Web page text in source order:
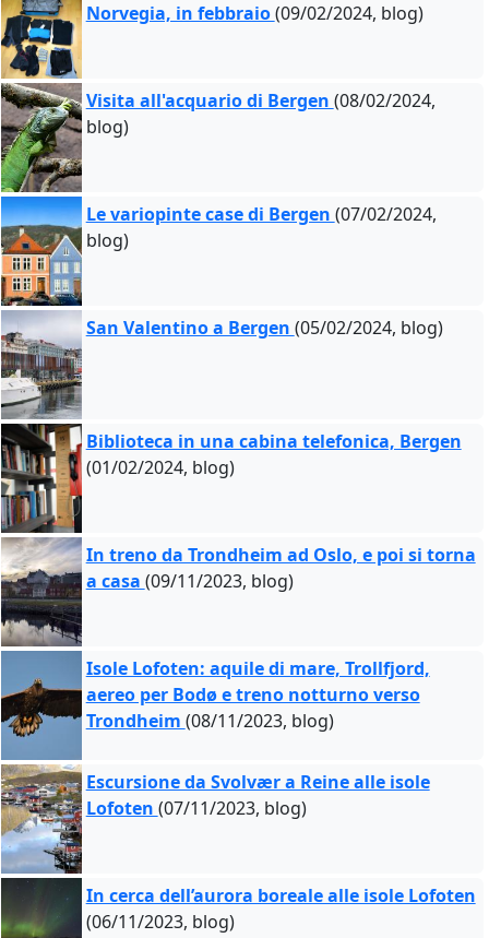
Norvegia, in febbraio(09/02/2024, blog)
Visita all'acquario di Bergen (08/02/2024,
blog)
Le variopinte case di Bergen (07/02/2024,
blog)
San Valentino a Bergen (05/02/2024, blog)
Biblioteca in una cabina telefonica, Bergen
(01/02/2024, blog)
In treno da Trondheim ad Oslo, e poi si torna
a casa (09/11/2023, blog)
Isole Lofoten: aquile di mare, Trollfjord,
aereo per Bodø e treno notturno verso
Trondheim (08/11/2023, blog)
Escursione da Svolvær a Reine alle isole
Lofoten (07/11/2023, blog)
In cerca dell’aurora boreale alle isole Lofoten
(06/11/2023, blog)